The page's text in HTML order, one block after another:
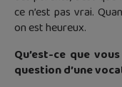
ce n’est pas vrai.
on est heureux.
Qu’est-ce que
question d’une